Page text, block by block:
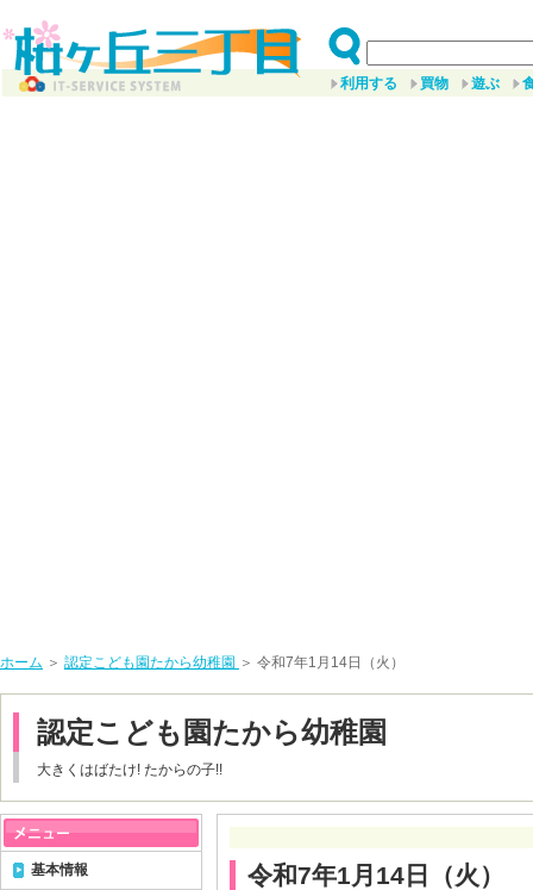
利用する 買物 遊ぶ
ホーム ＞ 認定こども園たから幼稚園 ＞ 令和7年1月14日（火）
認定こども園たから幼稚園
大きくはばたけ! たからの子!!
令和7年1月14日（火）
基本情報